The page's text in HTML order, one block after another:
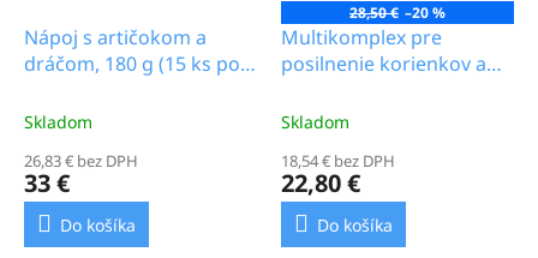
Nápoj s artičokom a
dráčom, 180 g (15 ks po
Skladom
26,83 € bez DPH
33 €
Do košíka
28,50 € –20 %
Multikomplex pre
posilnenie korienkov a
ml_18.0b
Skladom
18,54 € bez DPH
22,80 €
Do košíka